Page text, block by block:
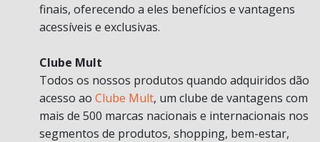
finais, oferecendo a eles benefícios e vantagens
acessíveis e exclusivas.
Clube Mult
Todos os nossos produtos quando adquiridos dão
acesso ao Clube Mult, um clube de vantagens com
mais de 500 marcas nacionais e internacionais nos
segmentos de produtos, shopping, bem-estar,